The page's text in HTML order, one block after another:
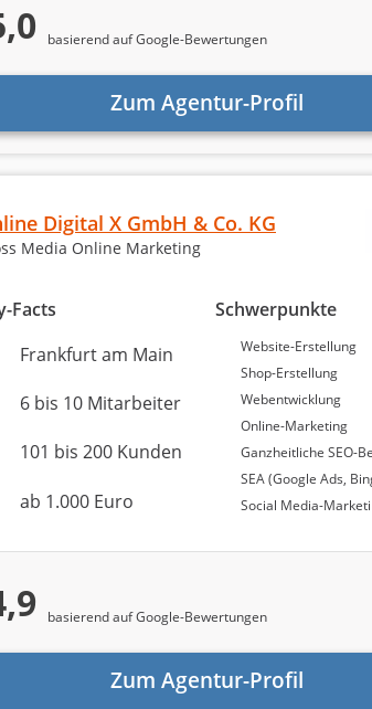
sie als besonders verlässlich für unser
genannten Bewertungsquellen
Konzepts des bayesschen Durchschnitts
– je mehr Bewertungen
und Agenturtipp.de-Bewertungen
auf Agenturtipp.de ein Gewicht von
von ihrer jeweiligen Aussagekraft.
einer Skala bis zehn zu erhalten,
beruhen auf einer Skala von 1
basierend auf Google-Bewertungen
Zum Agentur-Profil
Digital X GmbH & Co. KG
Media Online Marketing
Facts
Frankfurt am Main
6 bis 10 Mitarbeiter
101 bis 200 Kunden
ab 1.000 Euro
Schwerpunkte
Website-Erstellung
Shop-Erstellung
Webentwicklung
Online-Marketing
Ganzheitliche SEO-
SEA (Google Ads,
Social Media-
basierend auf Google-Bewertungen
Zum Agentur-Profil